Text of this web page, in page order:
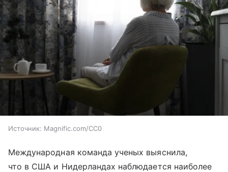
Источник: Magnific.com/CC0
Международная команда ученых выяснила,
что в США и Нидерландах наблюдается наиболее